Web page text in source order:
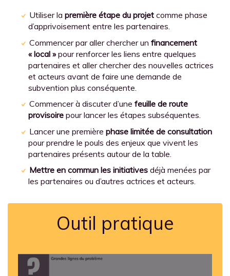
Utiliser la première étape du projet comme phase
d’apprivoisement entre les partenaires.
Commencer par aller chercher un financement
« local »pour renforcer les liens entre quelques
partenaires et aller chercher des nouvelles actrices
et acteurs avant de faire une demande de
subvention plus conséquente.
Commencer à discuter d’une feuille de route
provisoire pour lancer les étapes subséquentes.
Lancer une première phase limitée de consultation
pour prendre le pouls des enjeux que vivent les
partenaires présents autour de la table.
Mettre en commun les initiatives déjà menées par
les partenaires ou d’autres actrices et acteurs.
Outil pratique